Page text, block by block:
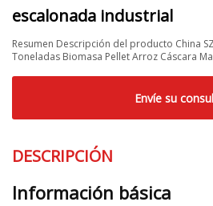
escalonada industrial
Resumen Descripción del producto China
Toneladas Biomasa Pellet Arroz Cáscara
Envíe su
DESCRIPCIÓN
Información básica